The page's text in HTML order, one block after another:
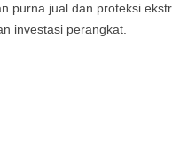
purna jual dan proteksi
investasi perangkat.